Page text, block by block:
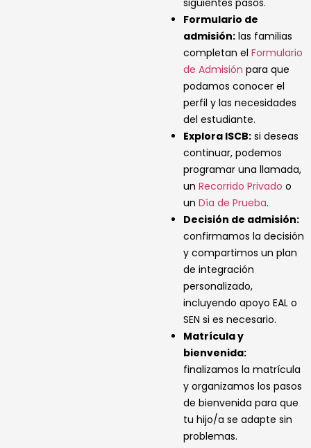
siguientes pasos.
Formulario de
admisión: las familias
completan el Formulario
de Admisión para que
podamos conocer el
perfil y las necesidades
del estudiante.
Explora ISCB: si deseas
continuar, podemos
programar una llamada,
un Recorrido Privado o
un Día de Prueba.
Decisión de admisión:
confirmamos la decisión
y compartimos un plan
de integración
personalizado,
incluyendo apoyo EAL o
SEN si es necesario.
Matrícula y
bienvenida:
finalizamos la matrícula
y organizamos los pasos
de bienvenida para que
tu hijo/a se adapte sin
problemas.